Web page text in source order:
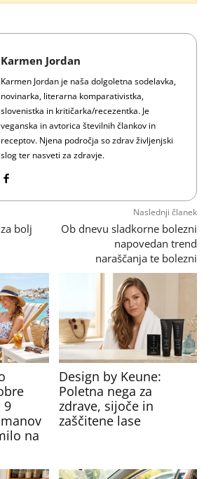
Karmen Jordan
Karmen Jordan je naša dolgoletna sodelavka,
novinarka, literarna komparativistka,
slovenistka in kritičarka/recezentka. Je
veganska in avtorica številnih člankov in
receptov. Njena področja so zdrav življenjski
slog ter nasveti za zdravje.
bolj
Naslednji članek
Ob dnevu sladkorne bolezni
napovedan trend
naraščanja te bolezni
9
na
Design by Keune:
Poletna nega za
zdrave, sijoče in
zaščitene lase